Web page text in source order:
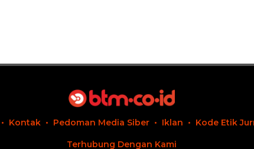
Kontak Pedoman Media Siber Iklan Kode Etik
Terhubung Dengan Kami